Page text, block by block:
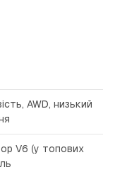
AWD, низький
V6 (у топових